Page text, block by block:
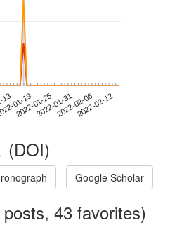
01-19
2022-01-252022-01-312022-02-062022-02-12
(DOI)
Google Scholar
43 favorites)